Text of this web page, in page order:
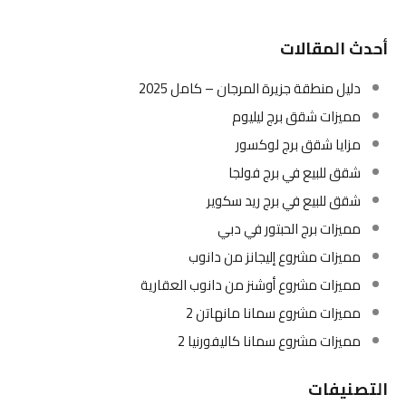
أحدث المقالات
دليل منطقة جزيرة المرجان – كامل 2025
مميزات شقق برج ليليوم
مزايا شقق برج لوكسور
شقق للبيع في برج فولجا
شقق للبيع في برج ريد سكوير
مميزات برج الحبتور في دبي
مميزات مشروع إليجانز من دانوب
مميزات مشروع أوشنز من دانوب العقارية
مميزات مشروع سمانا مانهاتن 2
مميزات مشروع سمانا كاليفورنيا 2
التصنيفات